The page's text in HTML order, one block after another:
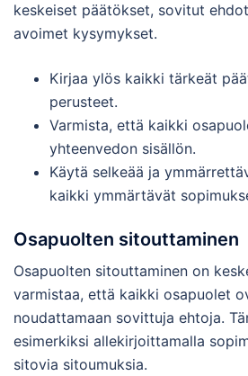
keskeiset päätökset, sovitut
avoimet kysymykset.
Kirjaa ylös kaikki tärkeät
perusteet.
Varmista, että kaikki
yhteenvedon sisällön.
Käytä selkeää ja
kaikki ymmärtävät
Osapuolten sitouttaminen
Osapuolten sitouttaminen on
varmistaa, että kaikki osapuolet
noudattamaan sovittuja ehtoja.
esimerkiksi allekirjoittamalla
sitovia sitoumuksia.